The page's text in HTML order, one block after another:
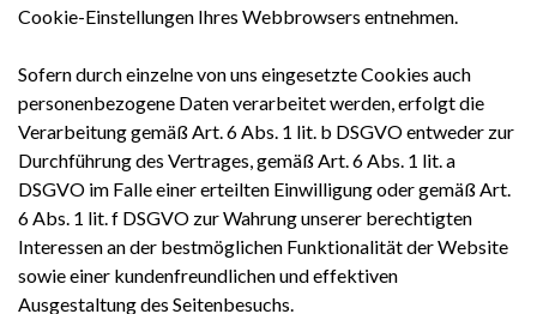
Cookie-Einstellungen Ihres Webbrowsers entnehmen.
Sofern durch einzelne von uns eingesetzte Cookies auch
personenbezogene Daten verarbeitet werden, erfolgt die
Verarbeitung gemäß Art. 6 Abs. 1 lit. b DSGVO entweder zur
Durchführung des Vertrages, gemäß Art. 6 Abs. 1 lit. a
DSGVO im Falle einer erteilten Einwilligung oder gemäß Art.
6 Abs. 1 lit. f DSGVO zur Wahrung unserer berechtigten
Interessen an der bestmöglichen Funktionalität der Website
sowie einer kundenfreundlichen und effektiven
Ausgestaltung des Seitenbesuchs.